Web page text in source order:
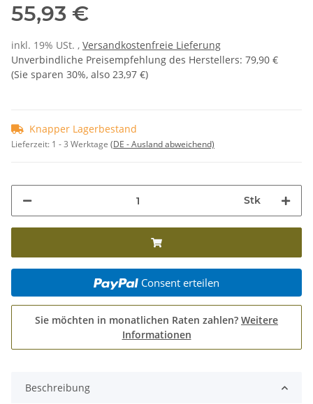
55,93 €
inkl. 19% USt. , Versandkostenfreie Lieferung
Unverbindliche Preisempfehlung des Herstellers: 79,90 €
(Sie sparen 30%, also 23,97 €)
Knapper Lagerbestand
Lieferzeit: 1 - 3 Werktage (DE - Ausland abweichend)
Stk
Consent erteilen
Sie möchten in monatlichen Raten zahlen? Weitere
Informationen
Beschreibung